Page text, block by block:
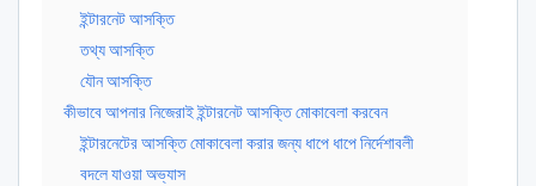
ইন্টারনেট আসক্তি
তথ্য আসক্তি
যৌন আসক্তি
কীভাবে আপনার নিজেরাই ইন্টারনেট আসক্তি মোকাবেলা করবেন
ইন্টারনেটের আসক্তি মোকাবেলা করার জন্য ধাপে ধাপে নির্দেশাবলী
বদলে যাওয়া অভ্যাস